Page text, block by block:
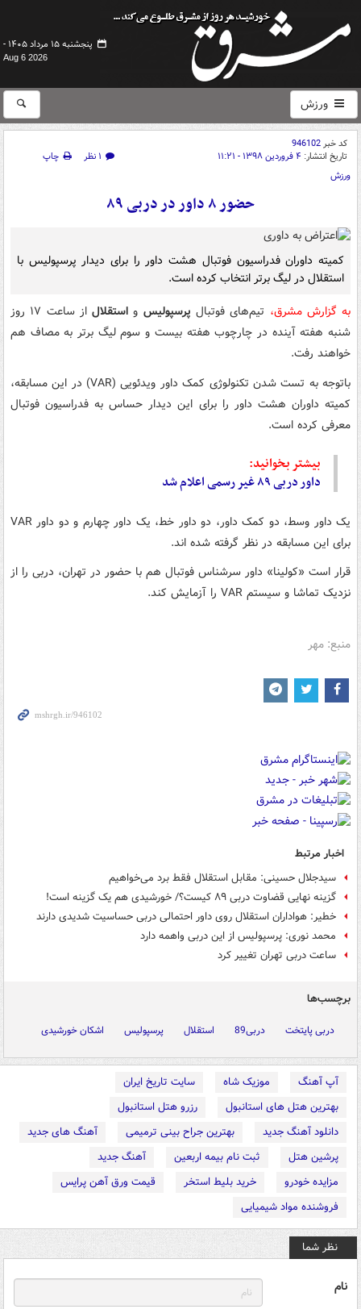
پنجشنبه ۱۵ مرداد ۱۴۰۵ -
Aug 6 2026
ورزش
کد خبر946102
تاریخ انتشار: ۴ فروردین ۱۳۹۸ - ۱۱:۲۱ ۱ نظر
چاپ
ورزش
حضور ۸ داور در دربی ۸۹
کمیته داوران فدراسیون فوتبال هشت داور را برای دیدار پرسپولیس با
استقلال در لیگ برتر انتخاب کرده است.
به گزارش مشرق، تیم‌های فوتبال پرسپولیس واستقلال
از ساعت ۱۷ روز
شنبه هفته آینده در چارچوب هفته بیست و سوم لیگ برتر به مصاف هم
خواهند رفت.
باتوجه
به تست شدن تکنولوژی کمک داور ویدئویی (VAR) در این مسابقه،
کمیته داوران هشت داور را برای این دیدار حساس به فدراسیون فوتبال
معرفی کرده است.
بیشتر بخوانید:
داور دربی ۸۹ غیر رسمی اعلام شد
یک داور وسط، دو کمک داور، دو داور خط، یک داور چهارم و دو داور VAR
برای این مسابقه در نظر گرفته شده اند.
قرار است «کولینا» داور سرشناس فوتبال هم با حضور در تهران، دربی را از
نزدیک تماشا و سیستم VAR را آزمایش کند.
منبع: مهر
اخبار مرتبط
سیدجلال حسینی: مقابل استقلال فقط برد می‌خواهیم
گزینه نهایی قضاوت دربی ۸۹ کیست؟/ خورشیدی هم یک گزینه است!
خطیر: هواداران استقلال روی داور احتمالی دربی حساسیت شدیدی دارند
محمد نوری: پرسپولیس از این دربی واهمه دارد
ساعت دربی تهران تغییر کرد
برچسب‌ها
دربی پایتخت دربی89 استقلال پرسپولیس اشکان خورشیدی
آپ آهنگ موزیک شاه
سایت تاریخ ایران
بهترین هتل های استانبول
رزرو هتل استانبول
دانلود آهنگ جدید
بهترین جراح بینی ترمیمی
آهنگ های جدید
پرشین هتل
ثبت نام بیمه اربعین
آهنگ جدید
مزایده خودرو
خرید بلیط استخر
قیمت ورق آهن پرایس
فروشنده مواد شیمیایی
نظر شما
نام